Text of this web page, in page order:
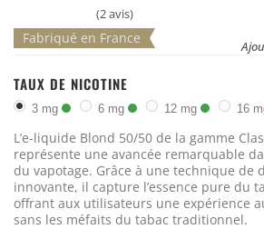
(2 avis)
TAUX DE NICOTINE
3 mg 6 mg 12 mg 16
Fabriqué en France
L’e-liquide Blond 50/50 de la gamme
représente une avancée remarquable
du vapotage. Grâce à une technique de
innovante, il capture l’essence pure du
offrant aux utilisateurs une expérience
sans les méfaits du tabac traditionnel.